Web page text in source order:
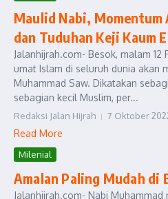
Maulid Nabi,
dan Tuduhan Keji Kaum
Jalanhijrah.com- Besok, malam 12
umat Islam di seluruh dunia akan
Muhammad Saw. Dikatakan
sebagian kecil Muslim, per...
Redaksi Jalan Hijrah 7 Oktober
Read More
Milenial
Amalan Paling Mudah di
Jalanhijrah.com- Nabi